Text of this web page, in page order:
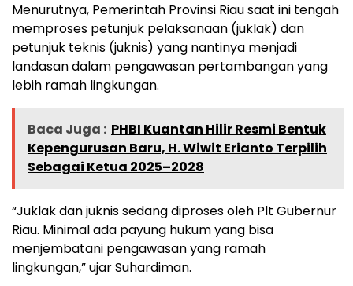
Menurutnya, Pemerintah Provinsi Riau saat ini tengah
memproses petunjuk pelaksanaan (juklak) dan
petunjuk teknis (juknis) yang nantinya menjadi
landasan dalam pengawasan pertambangan yang
lebih ramah lingkungan.
Baca Juga : PHBI Kuantan Hilir Resmi Bentuk
Kepengurusan Baru, H. Wiwit Erianto Terpilih
Sebagai Ketua 2025–2028
“Juklak dan juknis sedang diproses oleh Plt Gubernur
Riau. Minimal ada payung hukum yang bisa
menjembatani pengawasan yang ramah
lingkungan,” ujar Suhardiman.